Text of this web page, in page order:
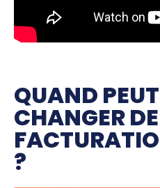
QUAND
CHANGER
?